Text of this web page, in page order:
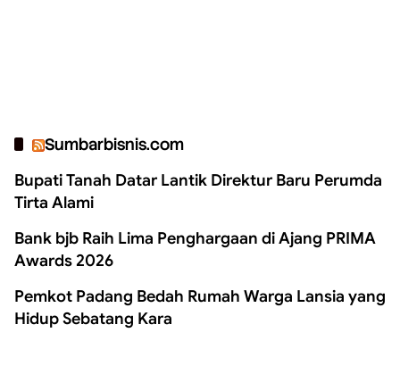
Sumbarbisnis.com
Bupati Tanah Datar Lantik Direktur Baru Perumda
Tirta Alami
Bank bjb Raih Lima Penghargaan di Ajang PRIMA
Awards 2026
Pemkot Padang Bedah Rumah Warga Lansia yang
Hidup Sebatang Kara